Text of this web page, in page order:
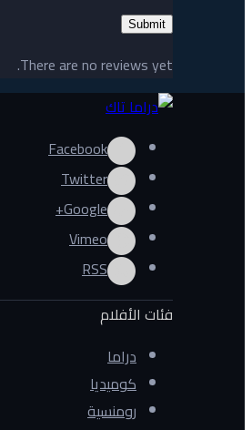
There are no reviews yet.
Facebook
Twitter
Google+
Vimeo
RSS
فئات الأفلام
دراما
كوميديا
رومنسية